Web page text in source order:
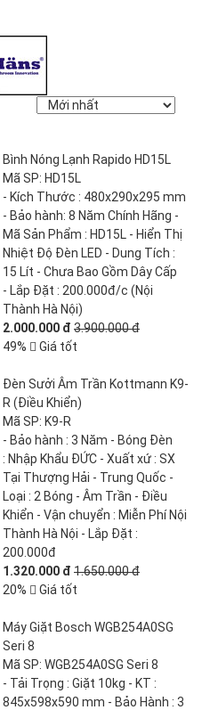
Bình Nóng Lạnh Rapido HD15L
Mã SP: HD15L
- Kích Thước : 480x290x295 mm
- Bảo hành: 8 Năm Chính Hãng -
Mã Sản Phẩm : HD15L - Hiển Thị
Nhiệt Độ Đèn LED - Dung Tích :
15 Lít - Chưa Bao Gồm Dây Cấp
- Lắp Đặt : 200.000đ/c (Nội
Thành Hà Nội)
2.000.000 đ 3.900.000 đ
49%
Giá tốt
Đèn Sưởi Âm Trần Kottmann K9-
R (Điều Khiển)
Mã SP: K9-R
- Bảo hành : 3 Năm - Bóng Đèn
: Nhập Khẩu ĐỨC - Xuất xứ : SX
Tại Thượng Hải - Trung Quốc -
Loại : 2 Bóng - Âm Trần - Điều
Khiển - Vận chuyển : Miễn Phí Nội
Thành Hà Nội - Lắp Đặt :
200.000đ
1.320.000 đ 1.650.000 đ
20%
Giá tốt
Máy Giặt Bosch WGB254A0SG
Seri 8
Mã SP: WGB254A0SG Seri 8
- Tải Trọng : Giặt 10kg - KT :
845x598x590 mm - Bảo Hành : 3